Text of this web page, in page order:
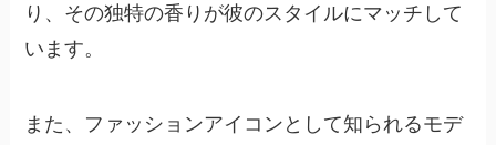
り、その独特の香りが彼のスタイルにマッチして
います。
また、ファッションアイコンとして知られるモデ